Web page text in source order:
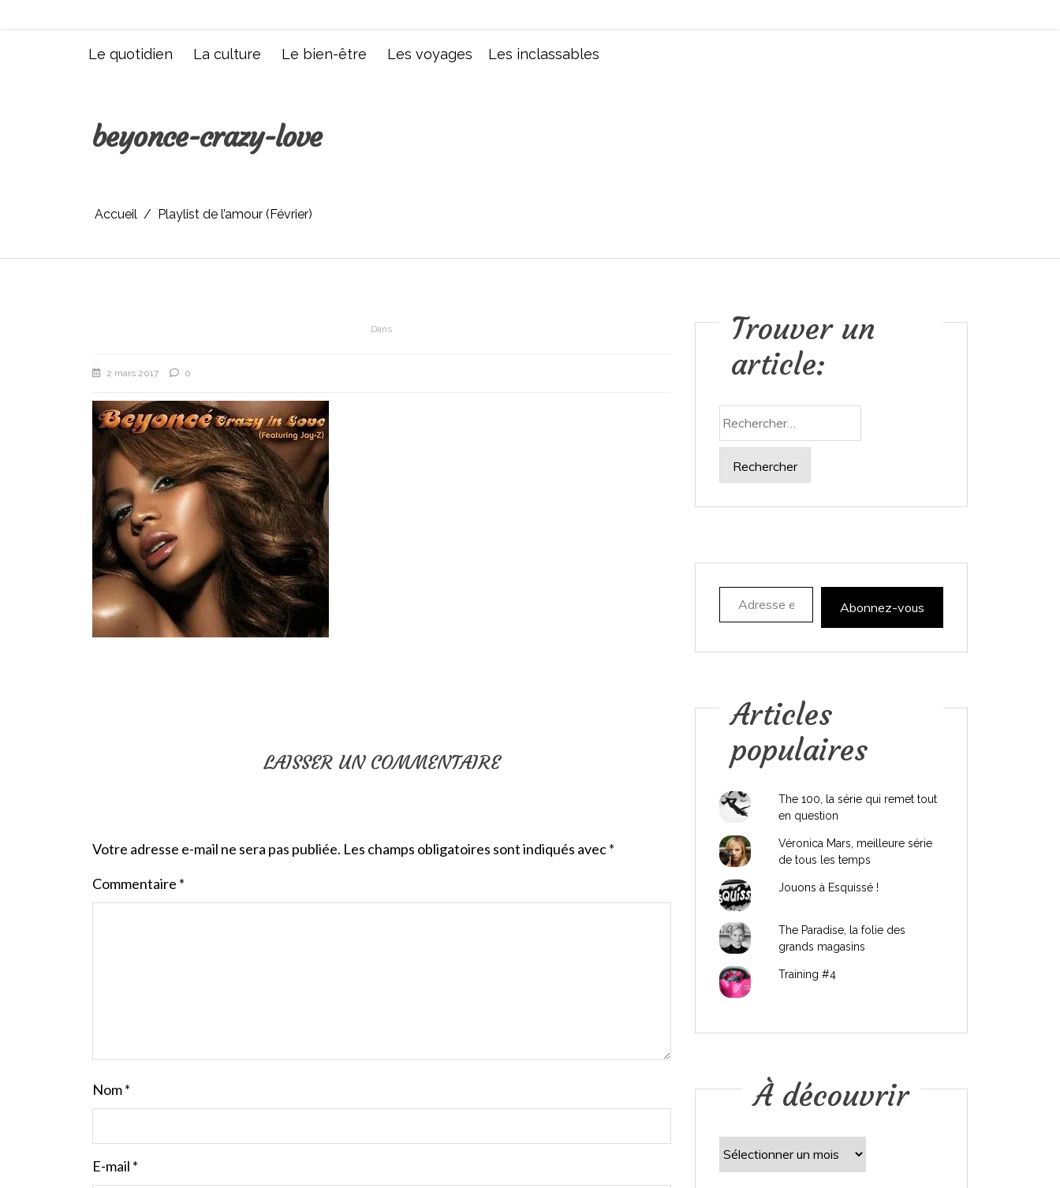
Le quotidien La culture Le bien-être Les voyages Les inclassables
beyonce-crazy-love
Accueil Playlist de l’amour (Février)
Dans
2 mars 2017 0
LAISSER UN COMMENTAIRE
Votre adresse e-mail ne sera pas publiée. Les champs obligatoires sont indiqués avec*
Commentaire *
Nom*
E-mail *
Trouver un
article:
Adresse e-mail
Abonnez-vous
Articles
populaires
The 100, la série qui remet tout
en question
Véronica Mars, meilleure série
de tous les temps
Jouons à Esquissé !
The Paradise, la folie des
grands magasins
Training #4
À découvrir
découvrir